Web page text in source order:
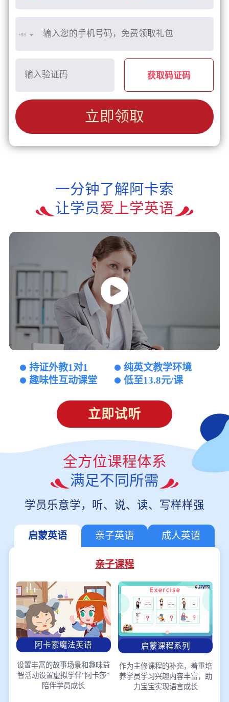
+86
获取码证码
立即领取
一分钟了解阿卡索
让学员爱上学英语
持证外教1对1
纯英文教学环境
趣味性互动课堂
低至13.8元/课
立即试听
全方位课程体系
满足不同所需
学员乐意学，听、说、读、写样样强
启蒙英语 亲子英语 成人英语
亲子课程
阿卡索魔法英语
设置丰富的故事场景和趣味益
智活动设置虚拟学伴“阿卡莎”
陪伴学员成长
启蒙课程系列
作为主修课程的补充，着重培
养学员学习兴趣内容丰富，助
力宝宝实现语言成长